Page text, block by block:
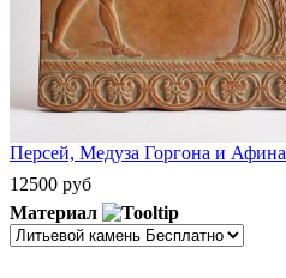
Персей, Медуза Горгона и Афина
12500 руб
Материал